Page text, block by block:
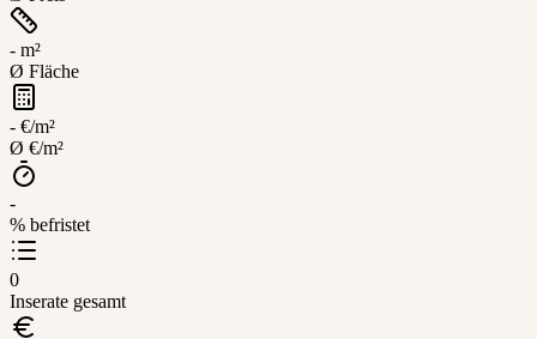
- m²
Ø Fläche
- €/m²
Ø €/m²
-
% befristet
0
Inserate gesamt